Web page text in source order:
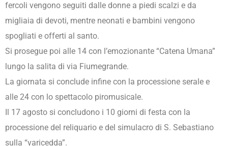
fercoli vengono seguiti dalle donne a piedi scalzi e da
migliaia di devoti, mentre neonati e bambini vengono
spogliati e offerti al santo.
Si prosegue poi alle 14 con l’emozionante “Catena Umana”
lungo la salita di via Fiumegrande.
La giornata si conclude infine con la processione serale e
alle 24 con lo spettacolo piromusicale.
Il 17 agosto si concludono i 10 giorni di festa con la
processione del reliquario e del simulacro di S. Sebastiano
sulla “varicedda”.